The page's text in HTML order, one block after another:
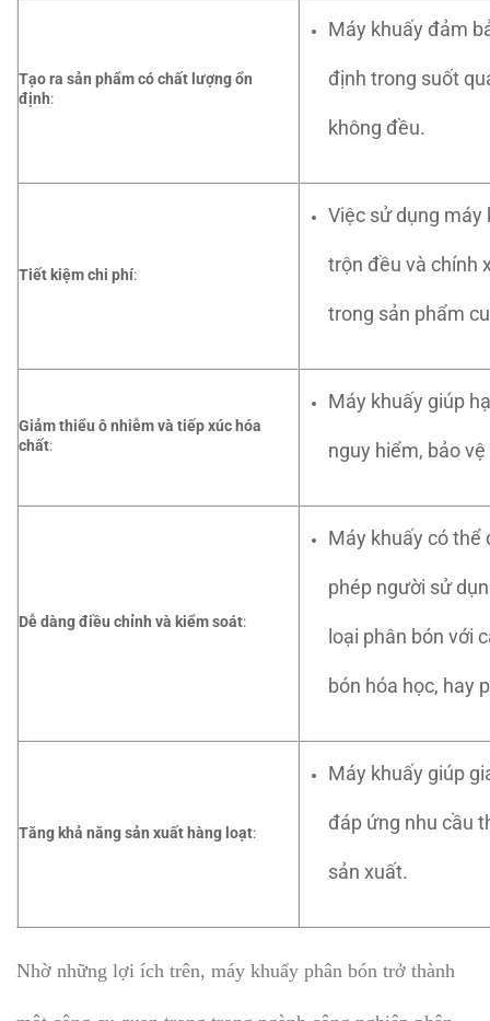
Tạo ra sản phẩm có chất lượng ổn
định:
Máy khuấy đảm
định trong suốt
không đều.
Tiết kiệm chi phí:
Việc sử dụng máy
trộn đều và chính
trong sản phẩm
Giảm thiểu ô nhiễm và tiếp xúc hóa
chất:
Máy khuấy giúp
nguy hiểm, bảo
Dễ dàng điều chỉnh và kiểm soát:
Máy khuấy có thể
phép người sử
loại phân bón với
bón hóa học, hay
Tăng khả năng sản xuất hàng loạt:
Máy khuấy giúp
đáp ứng nhu cầu
sản xuất.
Nhờ những lợi ích trên, máy khuấy phân bón trở thành